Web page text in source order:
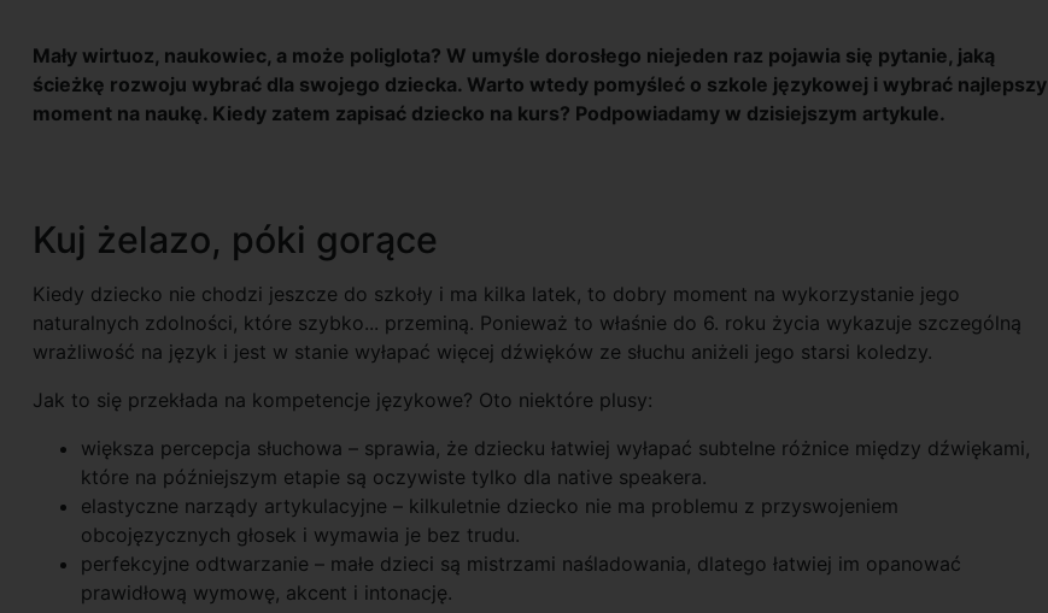
Mały wirtuoz, naukowiec, a może poliglota? W umyśle dorosłego niejeden raz pojawia się pytanie, jaką
ścieżkę rozwoju wybrać dla swojego dziecka. Warto wtedy pomyśleć o szkole językowej i wybrać najlepszy
moment na naukę. Kiedy zatem zapisać dziecko na kurs? Podpowiadamy w dzisiejszym artykule.
Kuj żelazo, póki gorące
Kiedy dziecko nie chodzi jeszcze do szkoły i ma kilka latek, to dobry moment na wykorzystanie jego
naturalnych zdolności, które szybko... przeminą. Ponieważ to właśnie do 6. roku życia wykazuje szczególną
wrażliwość na język i jest w stanie wyłapać więcej dźwięków ze słuchu aniżeli jego starsi koledzy.
Jak to się przekłada na kompetencje językowe? Oto niektóre plusy:
większa percepcja słuchowa – sprawia, że dziecku łatwiej wyłapać subtelne różnice między dźwiękami,
które na późniejszym etapie są oczywiste tylko dla native speakera.
elastyczne narządy artykulacyjne – kilkuletnie dziecko nie ma problemu z przyswojeniem
obcojęzycznych głosek i wymawia je bez trudu.
perfekcyjne odtwarzanie – małe dzieci są mistrzami naśladowania, dlatego łatwiej im opanować
prawidłową wymowę, akcent i intonację.